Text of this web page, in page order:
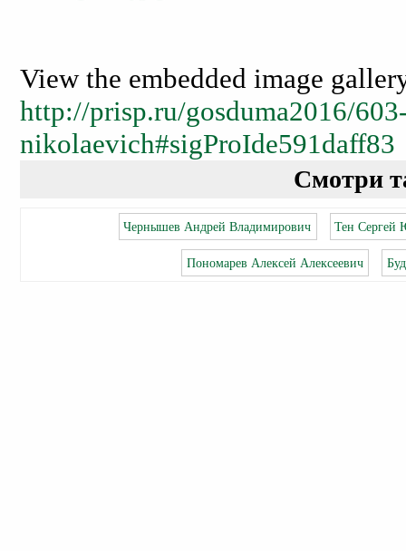
View the embedded image
http://prisp.ru/gosduma2016/
nikolaevich#sigProIde591daff83
Смотри
Чернышев Андрей Владимирович Тен Сергей
Пономарев Алексей Алексеевич